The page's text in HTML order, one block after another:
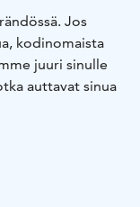
Brändössä. Jos
kodinomaista
juuri sinulle
auttavat sinua